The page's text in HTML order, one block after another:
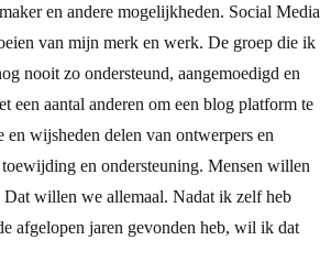
Media. Instagram heeft een GROTE rol
en andere mogelijkheden. Social Media
van mijn merk en werk. De groep die ik
nooit zo ondersteund, aangemoedigd en
aantal anderen om een blog platform te
wijsheden delen van ontwerpers en
en ondersteuning. Mensen willen
willen we allemaal. Nadat ik zelf heb